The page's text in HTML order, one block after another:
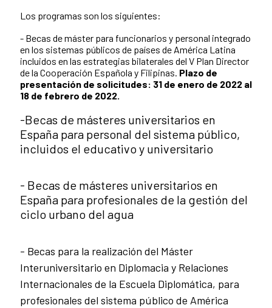
Los programas son los siguientes:
- Becas de máster para funcionarios y personal integrado
en los sistemas públicos de países de América Latina
incluidos en las estrategias bilaterales del V Plan Director
de la Cooperación Española y Filipinas. Plazo de
presentación de solicitudes: 31 de enero de 2022 al
18 de febrero de 2022.
-Becas de másteres universitarios en
España para personal del sistema público,
incluidos el educativo y universitario
- Becas de másteres universitarios en
España para profesionales de la gestión del
ciclo urbano del agua
- Becas para la realización del Máster
Interuniversitario en Diplomacia y Relaciones
Internacionales de la Escuela Diplomática, para
profesionales del sistema público de América